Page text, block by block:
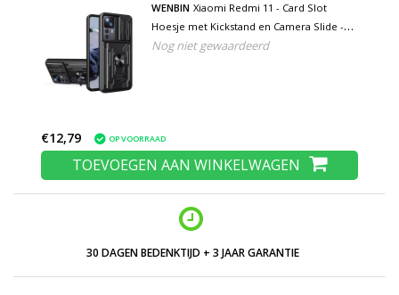
WENBIN Xiaomi Redmi 11 - Card Slot
Hoesje met Kickstand en Camera Slide -
Pop Grip Cover - Zwart
Nog niet gewaardeerd
€12,79 OP VOORRAAD
TOEVOEGEN AAN WINKELWAGEN
30 DAGEN BEDENKTIJD + 3 JAAR GARANTIE